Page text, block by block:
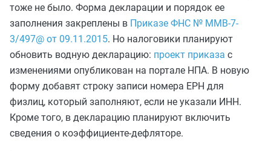
тоже не было. Форма декларации и порядок ее
заполнения закреплены в Приказе ФНС № MMB-7-
3/497@ от 09.11.2015. Но налоговики планируют
обновить водную декларацию: проект приказа с
изменениями опубликован на портале НПА. В новую
форму добавят строку записи номера ЕРН для
физлиц, который заполняют, если не указали ИНН.
Кроме того, в декларацию планируют включить
сведения о коэффициенте-дефляторе.